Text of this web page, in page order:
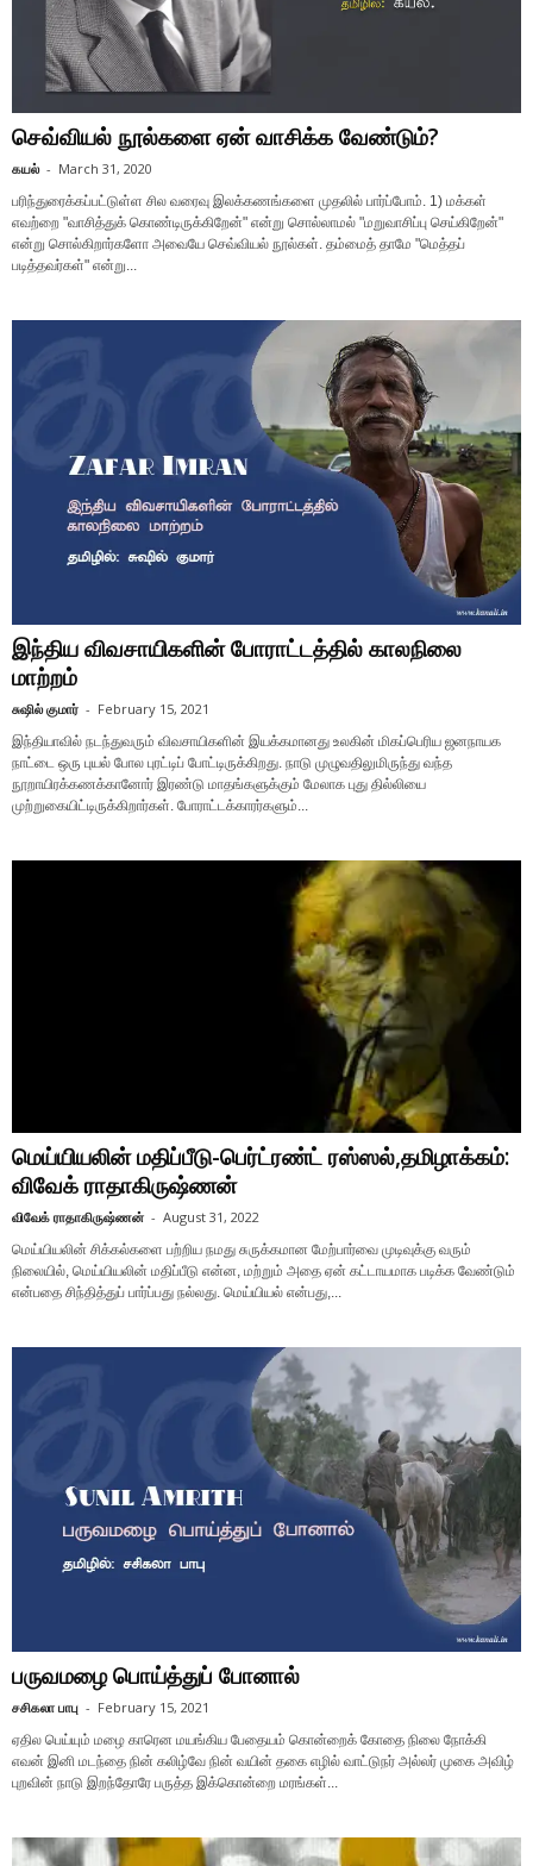
செவ்வியல் நூல்களை ஏன் வாசிக்க வேண்டும்?
கயல் - March 31, 2020
பரிந்துரைக்கப்பட்டுள்ள சில வரைவு இலக்கணங்களை முதலில் பார்ப்போம். 1) மக்கள்
எவற்றை "வாசித்துக் கொண்டிருக்கிறேன்" என்று சொல்லாமல் "மறுவாசிப்பு செய்கிறேன்"
என்று சொல்கிறார்களோ அவையே செவ்வியல் நூல்கள். தம்மைத் தாமே "மெத்தப்
படித்தவர்கள்" என்று...
இந்திய விவசாயிகளின் போராட்டத்தில் காலநிலை
மாற்றம்
சுஷில் குமார் - February 15, 2021
இந்தியாவில் நடந்துவரும் விவசாயிகளின் இயக்கமானது உலகின் மிகப்பெரிய ஜனநாயக
நாட்டை ஒரு புயல் போல புரட்டிப் போட்டிருக்கிறது. நாடு முழுவதிலுமிருந்து வந்த
நூறாயிரக்கணக்கானோர் இரண்டு மாதங்களுக்கும் மேலாக புது தில்லியை
முற்றுகையிட்டிருக்கிறார்கள். போராட்டக்காரர்களும்...
மெய்யியலின் மதிப்பீடு-பெர்ட்ரண்ட் ரஸ்ஸல்,தமிழாக்கம்:
விவேக் ராதாகிருஷ்ணன்
விவேக் ராதாகிருஷ்ணன் - August 31, 2022
மெய்யியலின் சிக்கல்களை பற்றிய நமது சுருக்கமான மேற்பார்வை முடிவுக்கு வரும்
நிலையில், மெய்யியலின் மதிப்பீடு என்ன, மற்றும் அதை ஏன் கட்டாயமாக படிக்க வேண்டும்
என்பதை சிந்தித்துப் பார்ப்பது நல்லது. மெய்யியல் என்பது,...
பருவமழை பொய்த்துப் போனால்
சசிகலா பாபு - February 15, 2021
ஏதில பெய்யும் மழை காரென மயங்கிய பேதையம் கொன்றைக் கோதை நிலை நோக்கி
எவன் இனி மடந்தை நின் கலிழ்வே நின் வயின் தகை எழில் வாட்டுநர் அல்லர் முகை அவிழ்
புறவின் நாடு இறந்தோரே பருத்த இக்கொன்றை மரங்கள்...